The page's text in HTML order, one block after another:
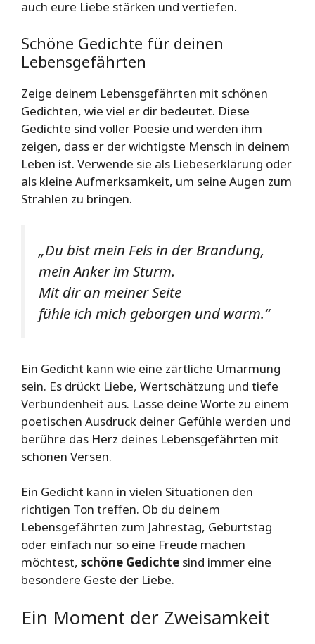
auch eure Liebe stärken und vertiefen.
Schöne Gedichte für deinen
Lebensgefährten
Zeige deinem Lebensgefährten mit schönen
Gedichten, wie viel er dir bedeutet. Diese
Gedichte sind voller Poesie und werden ihm
zeigen, dass er der wichtigste Mensch in deinem
Leben ist. Verwende sie als Liebeserklärung oder
als kleine Aufmerksamkeit, um seine Augen zum
Strahlen zu bringen.
„Du bist mein Fels in der Brandung,
mein Anker im Sturm.
Mit dir an meiner Seite
fühle ich mich geborgen und warm.“
Ein Gedicht kann wie eine zärtliche Umarmung
sein. Es drückt Liebe, Wertschätzung und tiefe
Verbundenheit aus. Lasse deine Worte zu einem
poetischen Ausdruck deiner Gefühle werden und
berühre das Herz deines Lebensgefährten mit
schönen Versen.
Ein Gedicht kann in vielen Situationen den
richtigen Ton treffen. Ob du deinem
Lebensgefährten zum Jahrestag, Geburtstag
oder einfach nur so eine Freude machen
möchtest, schöne Gedichte sind immer eine
besondere Geste der Liebe.
Ein Moment der Zweisamkeit